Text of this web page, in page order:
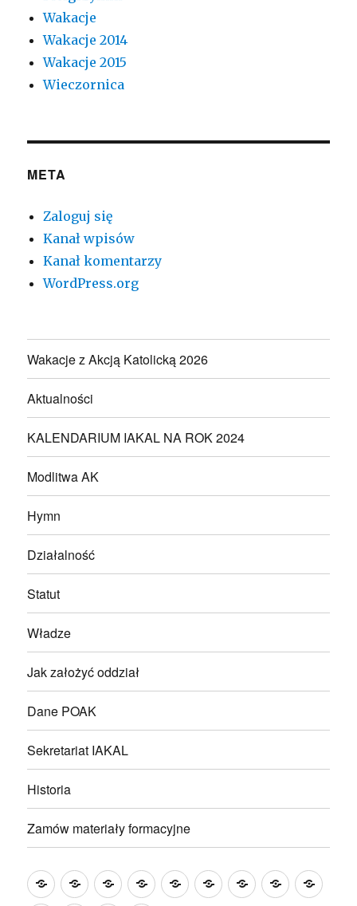
Wakacje
Wakacje 2014
Wakacje 2015
Wieczornica
META
Zaloguj się
Kanał wpisów
Kanał komentarzy
WordPress.org
Wakacje z Akcją Katolicką 2026
Aktualności
KALENDARIUM IAKAL NA ROK 2024
Modlitwa AK
Hymn
Działalność
Statut
Władze
Jak założyć oddział
Dane POAK
Sekretariat IAKAL
Historia
Zamów materiały formacyjne
WakacjeAktualności
KALENDARIUM
Modlitwa
HymnDziałalność
StatutWładzeJak